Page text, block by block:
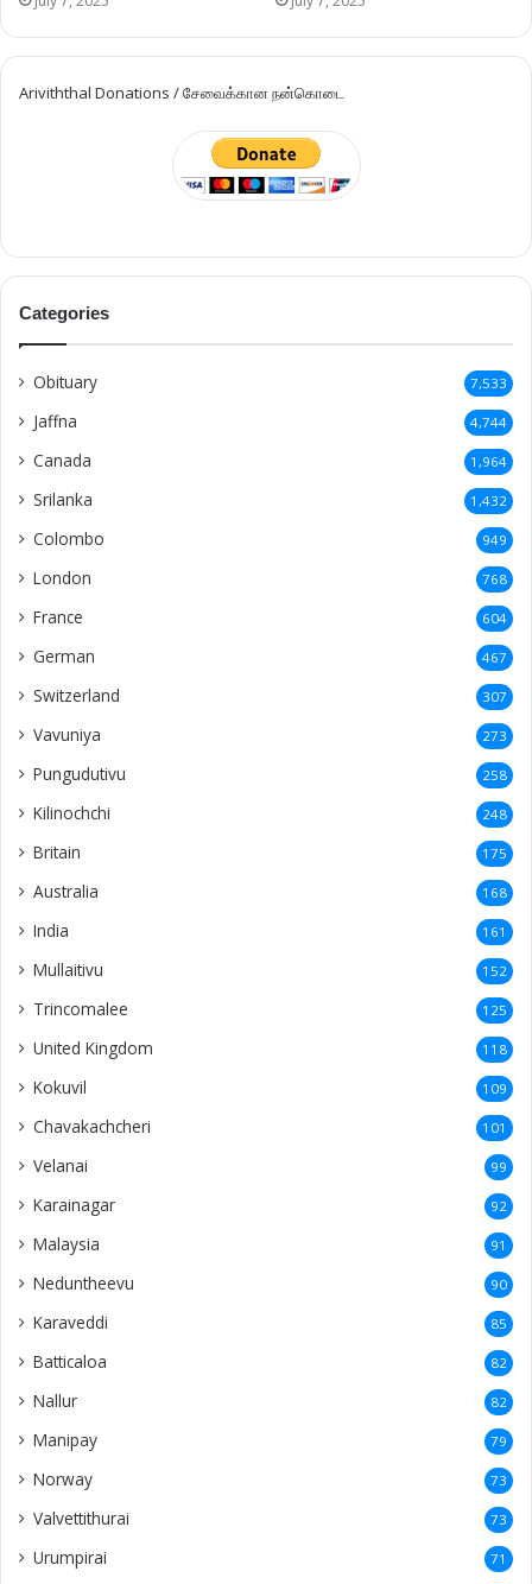
Ariviththal Donations / சேவைக்கான நன்கொடை
Categories
Obituary 7,533
Jaffna 4,744
Canada 1,964
Srilanka 1,432
Colombo 949
London 768
France 604
German 467
Switzerland 307
Vavuniya 273
Pungudutivu 258
Kilinochchi 248
Britain 175
Australia 168
India 161
Mullaitivu 152
Trincomalee 125
United Kingdom 118
Kokuvil 109
Chavakachcheri 101
Velanai 99
Karainagar 92
Malaysia 91
Neduntheevu 90
Karaveddi 85
Batticaloa 82
Nallur 82
Manipay 79
Norway 73
Valvettithurai 73
Urumpirai 71